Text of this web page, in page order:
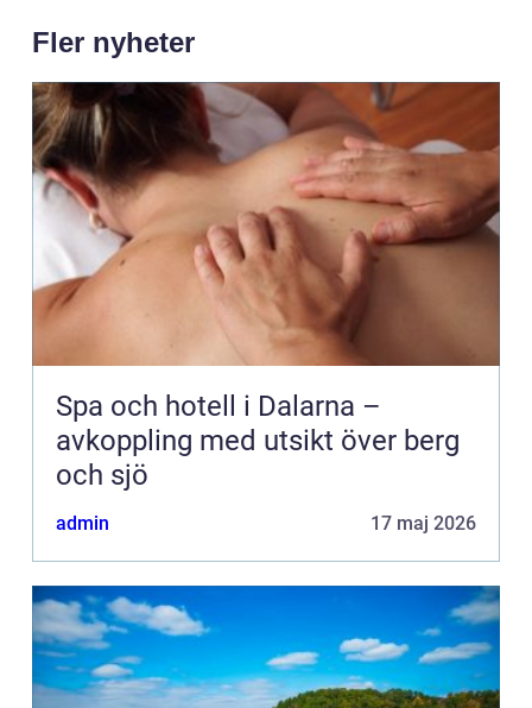
Fler nyheter
Spa och hotell i Dalarna –
avkoppling med utsikt över berg
och sjö
admin 17 maj 2026